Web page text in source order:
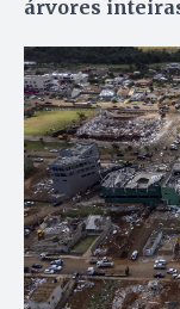
árvores